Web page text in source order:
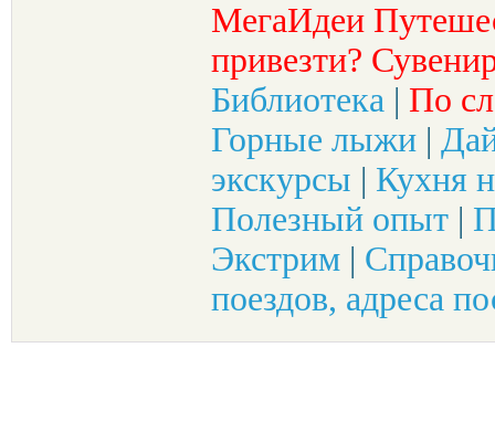
МегаИдеи
привезти?
Библиотека | По
Горные лыжи |
экскурсы | Кухня
Полезный опыт |
Экстрим |
поездов, адреса